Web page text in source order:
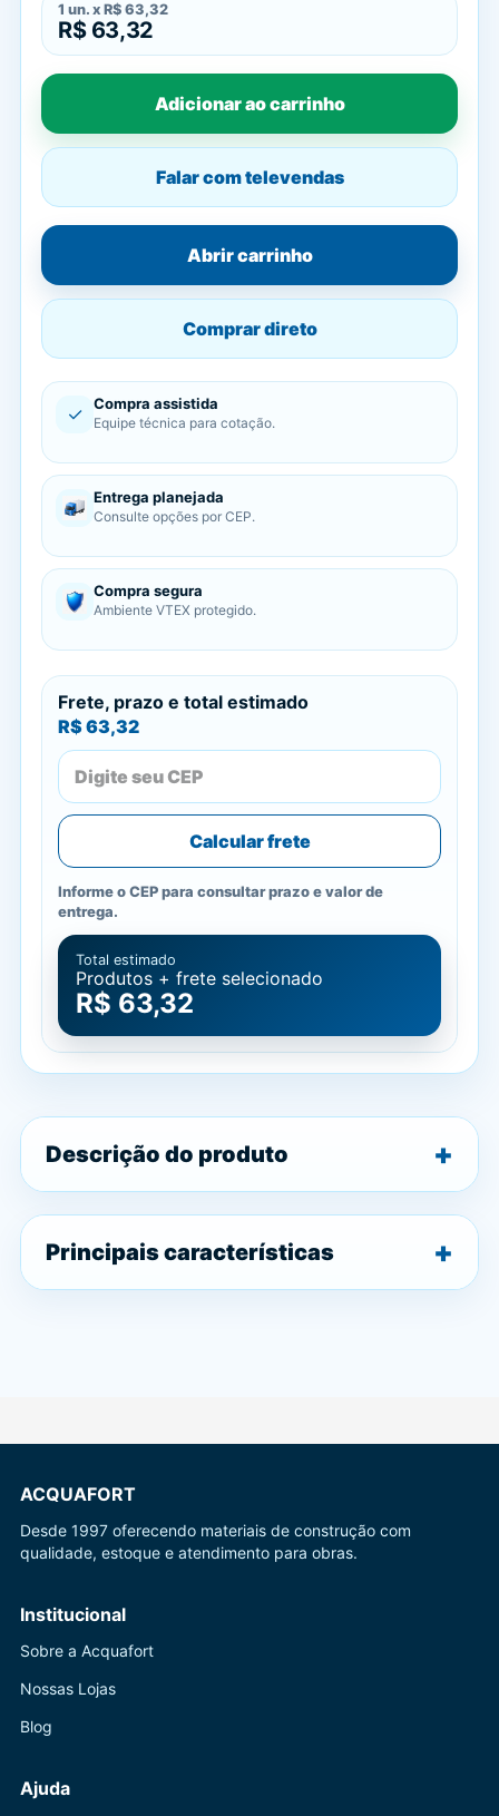
1 un. x R$ 63,32
R$ 63,32
Adicionar ao carrinho
Falar com televendas
Abrir carrinho
Comprar direto
✓ Compra assistida
Equipe técnica para cotação.
Entrega planejada
Consulte opções por CEP.
Compra segura
Ambiente VTEX protegido.
Frete, prazo e total estimado
R$ 63,32
Calcular frete
Informe o CEP para consultar prazo e valor de
entrega.
Total estimado
Produtos + frete selecionado
R$ 63,32
Descrição do produto
Principais características
ACQUAFORT
Desde 1997 oferecendo materiais de construção com
qualidade, estoque e atendimento para obras.
Institucional
Sobre a Acquafort
Nossas Lojas
Blog
Ajuda